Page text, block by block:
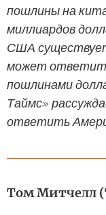
пошлины на
миллиардов
США
может
пошлинами
Таймс»
ответить
Том Митчелл